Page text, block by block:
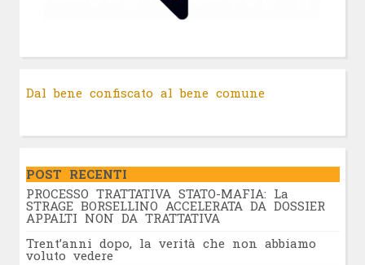
Dal bene confiscato al bene comune
POST RECENTI
PROCESSO TRATTATIVA STATO-MAFIA: La
STRAGE BORSELLINO ACCELERATA DA DOSSIER
APPALTI NON DA TRATTATIVA
Trent’anni dopo, la verità che non abbiamo
voluto vedere